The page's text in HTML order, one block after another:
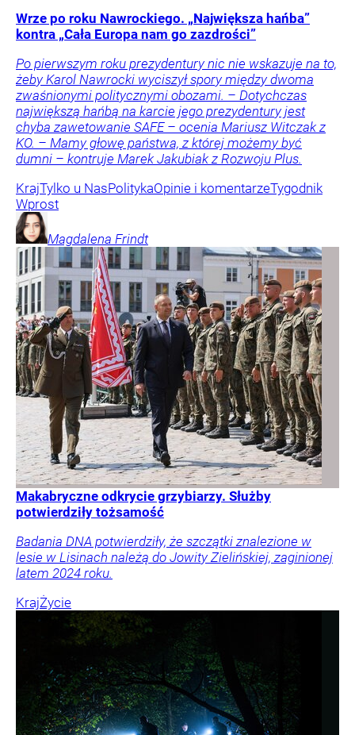
Wrze po roku Nawrockiego. „Największa hańba”
kontra „Cała Europa nam go zazdrości”
Po pierwszym roku prezydentury nic nie wskazuje na to,
żeby Karol Nawrocki wyciszył spory między dwoma
zwaśnionymi politycznymi obozami. – Dotychczas
największą hańbą na karcie jego prezydentury jest
chyba zawetowanie SAFE – ocenia Mariusz Witczak z
KO. – Mamy głowę państwa, z której możemy być
dumni – kontruje Marek Jakubiak z Rozwoju Plus.
KrajTylko u NasPolitykaOpinie i komentarzeTygodnik
Wprost
Magdalena Frindt
Makabryczne odkrycie grzybiarzy. Służby
potwierdziły tożsamość
Badania DNA potwierdziły, że szczątki znalezione w
lesie w Lisinach należą do Jowity Zielińskiej, zaginionej
latem 2024 roku.
KrajŻycie